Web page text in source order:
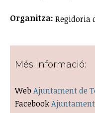
Organitza: Regidoria
Més informació:
Web Ajuntament de
Facebook